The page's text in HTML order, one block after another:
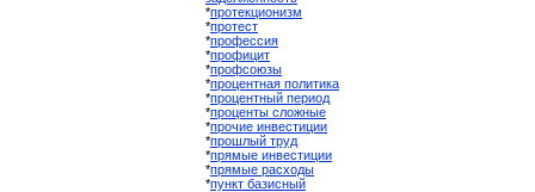
*протекционизм
*протест
*профессия
*профицит
*профсоюзы
*процентная политика
*процентный период
*проценты сложные
*прочие инвестиции
*прошлый труд
*прямые инвестиции
*прямые расходы
*пункт базисный